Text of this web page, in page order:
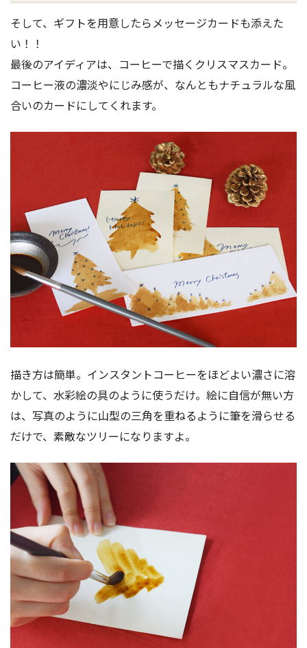
そして、ギフトを用意したらメッセージカードも添えた
い！！
最後のアイディアは、コーヒーで描くクリスマスカード。
コーヒー液の濃淡やにじみ感が、なんともナチュラルな風
合いのカードにしてくれます。
描き方は簡単。インスタントコーヒーをほどよい濃さに溶
かして、水彩絵の具のように使うだけ。絵に自信が無い方
は、写真のように山型の三角を重ねるように筆を滑らせる
だけで、素敵なツリーになりますよ。